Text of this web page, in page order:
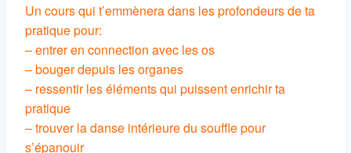
Un cours qui t’emmènera dans les profondeurs de ta
pratique pour:
– entrer en connection avec les os
– bouger depuis les organes
– ressentir les éléments qui puissent enrichir ta
pratique
– trouver la danse intérieure du souffle pour
s’épanouir